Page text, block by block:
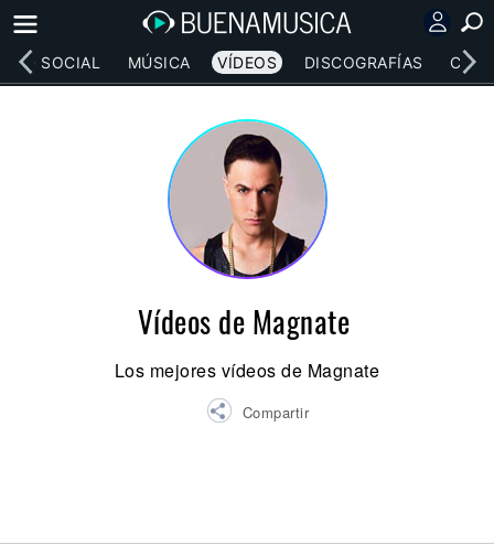
RED SOCIAL MÚSICA VÍDEOS DISCOGRAFÍAS
Vídeos de Magnate
Los mejores vídeos de Magnate
Compartir